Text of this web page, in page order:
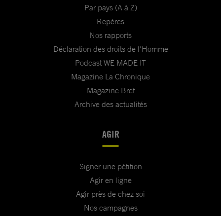
Par pays (A à Z)
Repères
Nos rapports
Déclaration des droits de l'Homme
Podcast WE MADE IT
Magazine La Chronique
Magazine Bref
Archive des actualités
AGIR
Signer une pétition
Agir en ligne
Agir près de chez soi
Nos campagnes